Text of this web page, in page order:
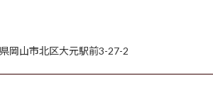
岡山市北区大元駅前3-27-2